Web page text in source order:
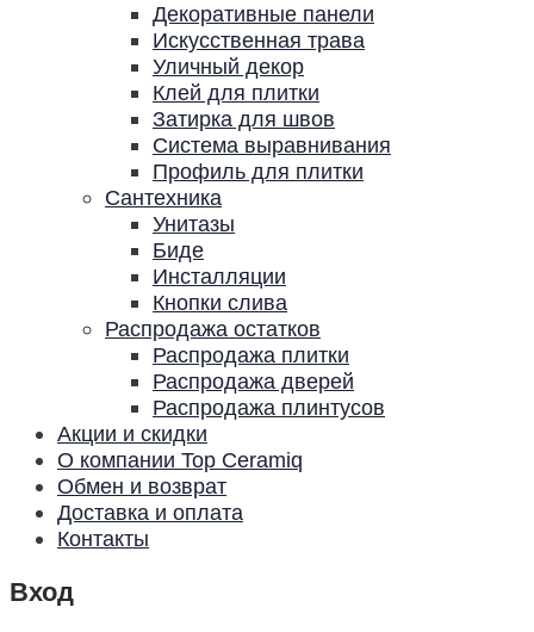
Декоративные панели
Искусственная трава
Уличный декор
Клей для плитки
Затирка для швов
Система выравнивания
Профиль для плитки
Сантехника
Унитазы
Биде
Инсталляции
Кнопки слива
Распродажа остатков
Распродажа плитки
Распродажа дверей
Распродажа плинтусов
Акции и скидки
О компании Top Ceramiq
Обмен и возврат
Доставка и оплата
Контакты
Вход